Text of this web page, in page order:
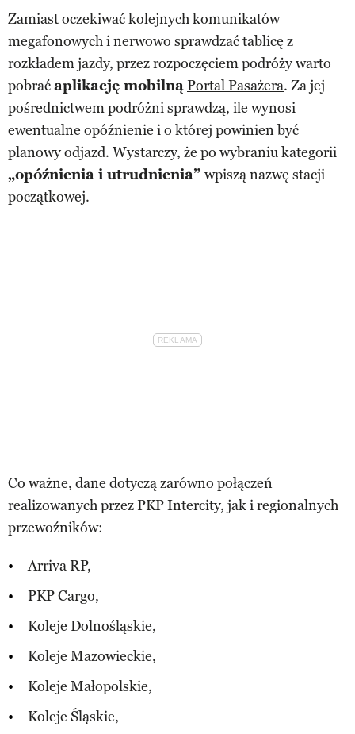
Zamiast oczekiwać kolejnych komunikatów
megafonowych i nerwowo sprawdzać tablicę z
rozkładem jazdy, przez rozpoczęciem podróży warto
pobraćaplikację mobilnąPortal Pasażera. Za jej
pośrednictwem podróżni sprawdzą, ile wynosi
ewentualne opóźnienie i o której powinien być
planowy odjazd. Wystarczy, że po wybraniu kategorii
„opóźnienia i utrudnienia” wpiszą nazwę stacji
początkowej.
Co ważne, dane dotyczą zarówno połączeń
realizowanych przez PKP Intercity, jak i regionalnych
przewoźników:
Arriva RP,
PKP Cargo,
Koleje Dolnośląskie,
Koleje Mazowieckie,
Koleje Małopolskie,
Koleje Śląskie,